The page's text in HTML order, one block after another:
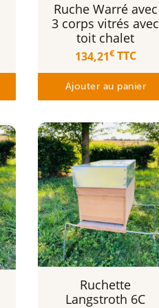
Ruche Warré avec
3 corps vitrés avec
toit chalet
134,21€ TTC
Ajouter au panier
Ruchette
Langstroth 6C